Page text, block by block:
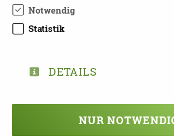
Telefon: 0351 47 19 366
E-Mail:
Website:
barrierefrei.
Notwendig
Statistik
DETAILS
NUR